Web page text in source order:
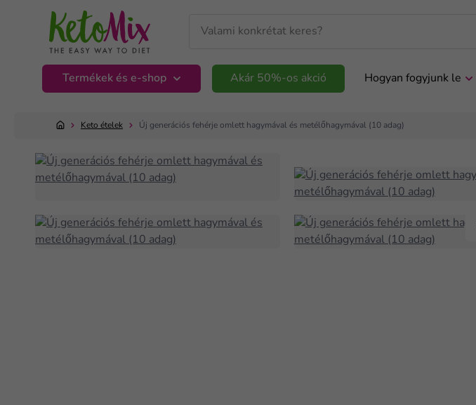
Termékek és e-shop Akár 50%-os akció Hogyan fogyjunk le
Keto ételek Új generációs fehérje omlett hagymával és metélőhagymával (10 adag)